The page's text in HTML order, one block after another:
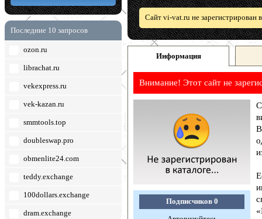
Последние 10 запросов
ozon.ru
librachat.ru
vekexpress.ru
vek-kazan.ru
smmtools.top
doubleswap.pro
obmenlite24.com
teddy.exchange
100dollars.exchange
dram.exchange
Сайт vi-vat.ru не зарегистрирован
Информация
Внимание! Этот сайт не
Подписчиков 0